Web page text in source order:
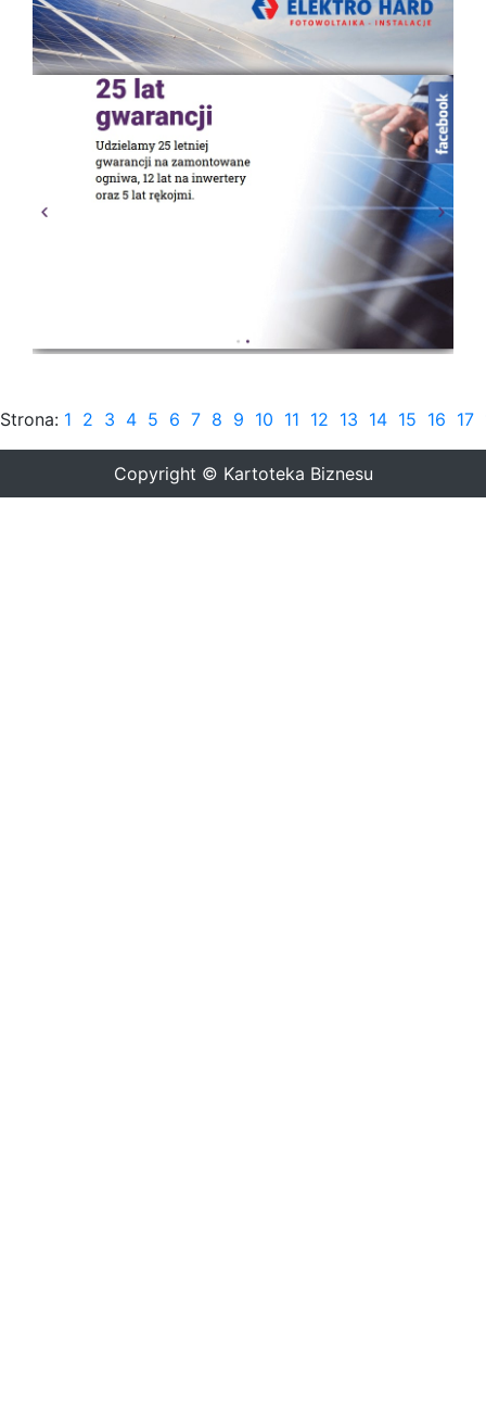
Strona: 1 2 3 4 5 6 7 8 9 10 11 12 13 14 15 16 17
Copyright © Kartoteka Biznesu